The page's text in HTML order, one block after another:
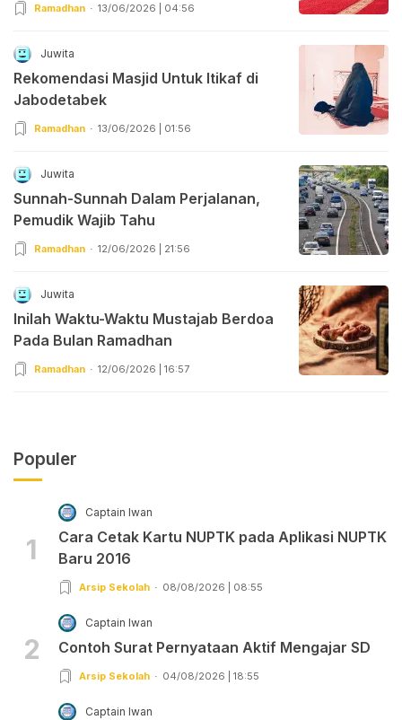
Ramadhan 13/06/2026 | 04:56
Juwita
Rekomendasi Masjid Untuk Itikaf di
Jabodetabek
Ramadhan 13/06/2026 | 01:56
Juwita
Sunnah-Sunnah Dalam Perjalanan,
Pemudik Wajib Tahu
Ramadhan 12/06/2026 | 21:56
Juwita
Inilah Waktu-Waktu Mustajab Berdoa
Pada Bulan Ramadhan
Ramadhan 12/06/2026 | 16:57
Populer
1
Captain Iwan
Cara Cetak Kartu NUPTK pada Aplikasi NUPTK
Baru 2016
Arsip Sekolah 08/08/2026 | 08:55
2
Captain Iwan
Contoh Surat Pernyataan Aktif Mengajar SD
Arsip Sekolah 04/08/2026 | 18:55
Captain Iwan